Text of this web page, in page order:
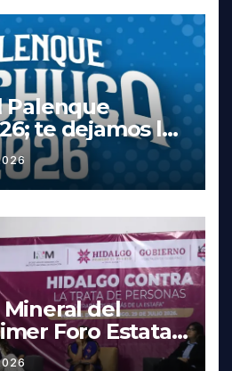
Palenque
te dejamos la
las
precios
del
Foro Estatal
de Personas